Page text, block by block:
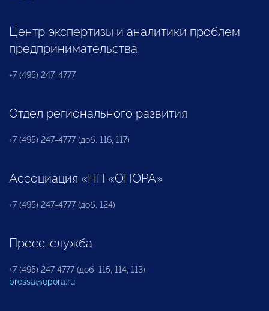
Центр экспертизы и аналитики проблем
предпринимательства
+7 (495) 247-4777
Отдел регионального развития
+7 (495) 247-4777 (доб. 116, 117)
Ассоциация «НП «ОПОРА»
+7 (495) 247-4777 (доб. 124)
Пресс-служба
+7 (495) 247 4777 (доб. 115, 114, 113)
pressa@opora.ru